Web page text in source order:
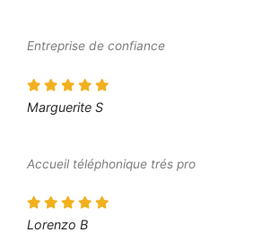
Entreprise de confiance
Marguerite S
Accueil téléphonique trés pro
Lorenzo B